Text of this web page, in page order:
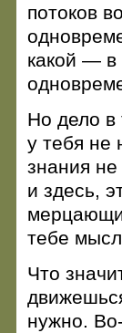
потоков
какой — в
Но дело в
у тебя не
знания
и здесь,
тебе
Что
нужно.